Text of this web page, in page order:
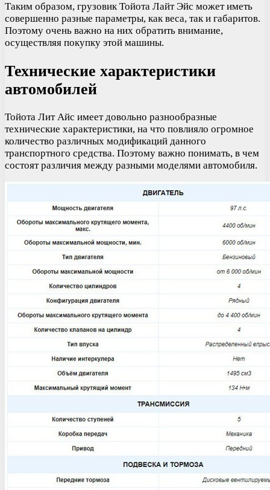
Таким образом, грузовик Тойота Лайт Эйс может иметь
совершенно разные параметры, как веса, так и габаритов.
Поэтому очень важно на них обратить внимание,
осуществляя покупку этой машины.
Технические характеристики
автомобилей
Тойота Лит Айс имеет довольно разнообразные
технические характеристики, на что повлияло огромное
количество различных модификаций данного
транспортного средства. Поэтому важно понимать, в чем
состоят различия между разными моделями автомобиля.